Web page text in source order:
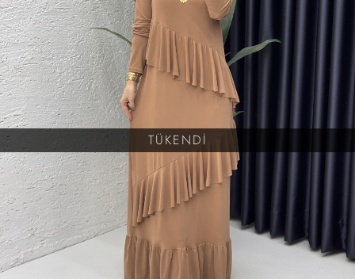
TÜKENDİ